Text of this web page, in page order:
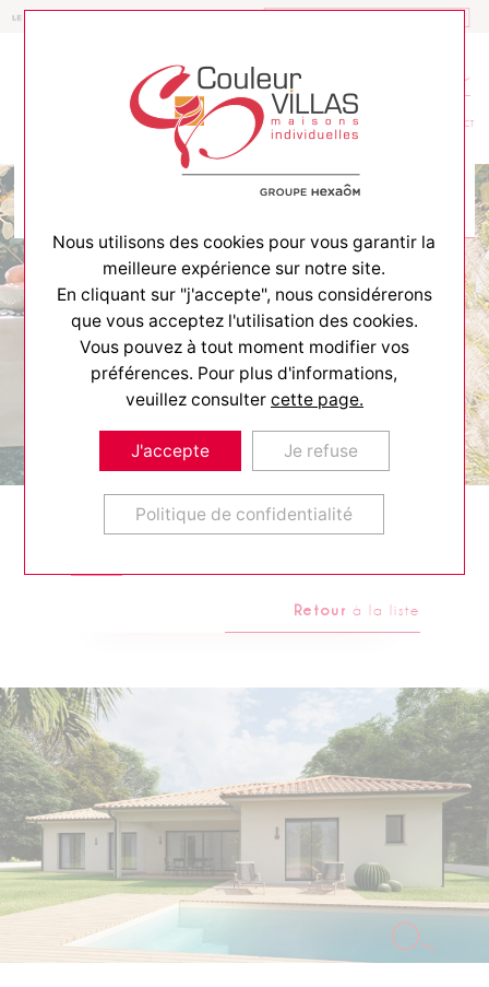
CONTACT
ACCUEIL>TERRAINS AVEC MAISONS >ARÈS
Arès
500 m
139 m
Retourà la liste
Nous utilisons des cookies pour vous garantir la
meilleure expérience sur notre site.
En cliquant sur "j'accepte", nous considérerons
que vous acceptez l'utilisation des cookies.
Vous pouvez à tout moment modifier vos
préférences. Pour plus d'informations,
veuillez consulter cette page.
J'accepte Je refuse
Politique de confidentialité